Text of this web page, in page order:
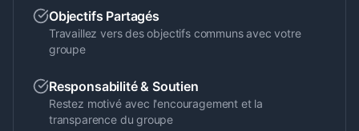
Objectifs Partagés
Travaillez vers des objectifs communs avec votre
groupe
Responsabilité & Soutien
Restez motivé avec l'encouragement et la
transparence du groupe